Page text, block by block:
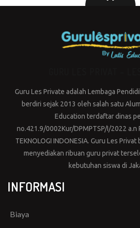
Guru Les Private adalah Lembaga
berdiri sejak 2013 oleh salah satu
Education terdaftar dinas
no.421.9/0002Kur/DPMPTSP/I/2022 a.n
TEKNOLOGI INDONESIA. Guru Les
menyediakan ribuan guru privat
kebutuhan siswa di
INFORMASI
Biaya